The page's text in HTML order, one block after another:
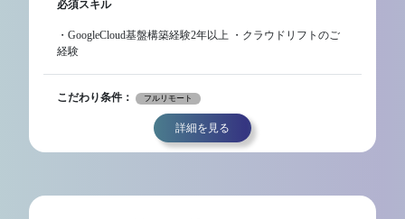
必須スキル
・GoogleCloud基盤構築経験2年以上 ・クラウドリフトのご
経験
こだわり条件： フルリモート
詳細を見る